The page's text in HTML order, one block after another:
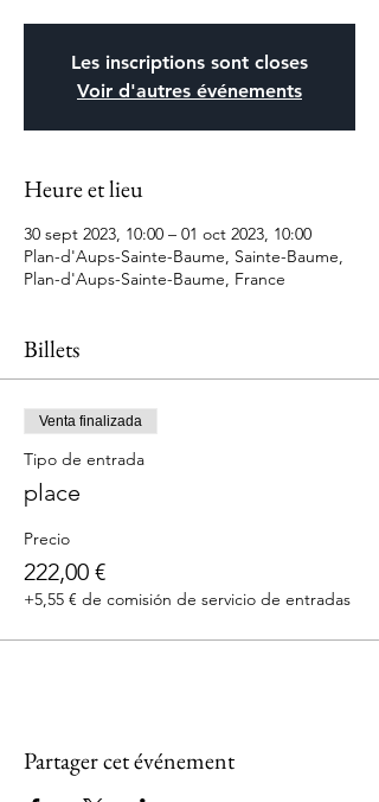
Les inscriptions sont closes
Voir d'autres événements
Heure et lieu
30 sept 2023, 10:00 – 01 oct 2023, 10:00
Plan-d'Aups-Sainte-Baume, Sainte-Baume,
Plan-d'Aups-Sainte-Baume, France
Billets
Venta finalizada
Tipo de entrada
place
Precio
222,00 €
+5,55 € de comisión de servicio de entradas
Partager cet événement